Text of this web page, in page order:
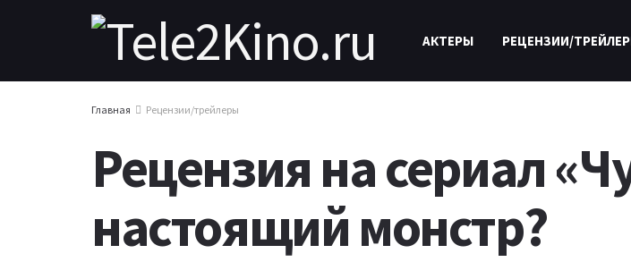
АКТЕРЫ РЕЦЕНЗИИ/
Главная Рецензии/трейлеры
Рецензия на сериал
настоящий монстр?